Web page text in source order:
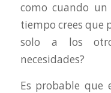
como cuando
tiempo crees que
solo a los
necesidades?
Es probable que